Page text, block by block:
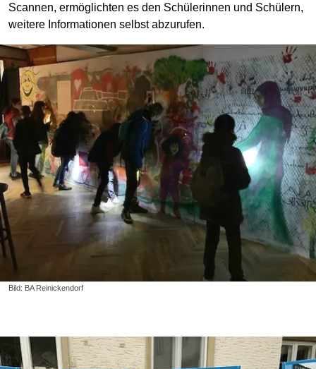
Bild: BA Reinickendorf
Scannen, ermöglichten es den Schülerinnen und Schülern,
weitere Informationen selbst abzurufen.